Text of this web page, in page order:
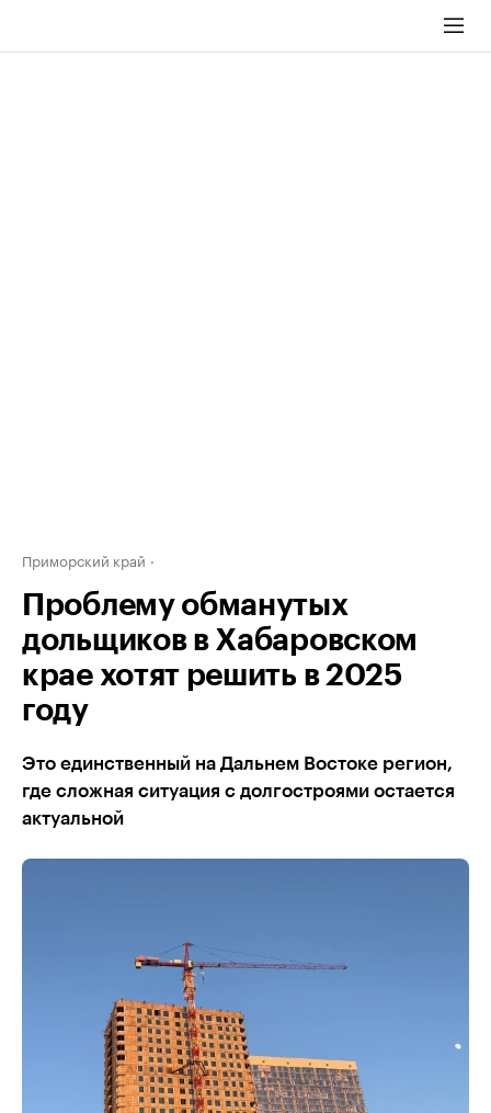
Приморский край
Проблему обманутых
дольщиков в Хабаровском
крае хотят решить в 2025
году
Это единственный на Дальнем Востоке регион,
где сложная ситуация с долгостроями остается
актуальной